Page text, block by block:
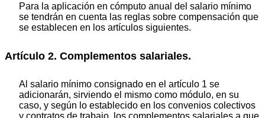
Para la aplicación en cómputo anual del salario mínimo
se tendrán en cuenta las reglas sobre compensación que
se establecen en los artículos siguientes.
Artículo 2. Complementos salariales.
Al salario mínimo consignado en el artículo 1 se
adicionarán, sirviendo el mismo como módulo, en su
caso, y según lo establecido en los convenios colectivos
y contratos de trabajo, los complementos salariales a que